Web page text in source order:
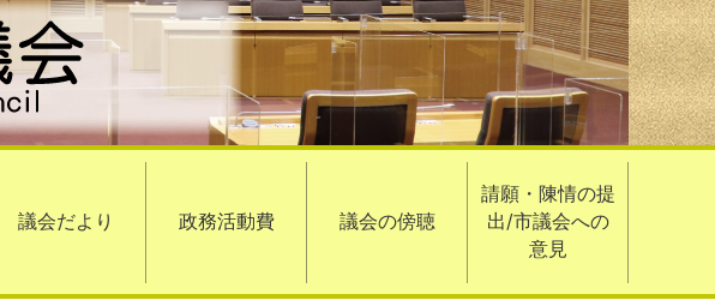
議会だより 政務活動費 議会の傍聴
請願・陳情の提
出/市議会への
意見